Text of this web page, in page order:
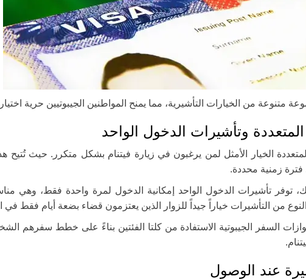
متنوعة من الخيارات التأشيرية، مما يمنح المواطنين الجيبوتيين حرية
المتعددة وتأشيرات الدخول الواحد
الخيار الأمثل لمن يرغبون في زيارة فيتنام بشكل متكرر. حيث تُتيح
زمنية محددة.
توفر تأشيرات الدخول الواحد إمكانية الدخول لمرة واحدة فقط، وهي
من التأشيرات خياراً جيداً للزوار الذين يعتزمون قضاء بضعة أيام فقط في
السفر الجيبوتية الاستفادة من كلتا الفئتين بناءً على خطط سفرهم
عند الوصول